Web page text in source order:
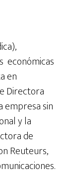
económicas
en
Directora
empresa sin
y la
de
Reuteurs,